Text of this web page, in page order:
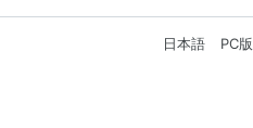
日本語 PC版